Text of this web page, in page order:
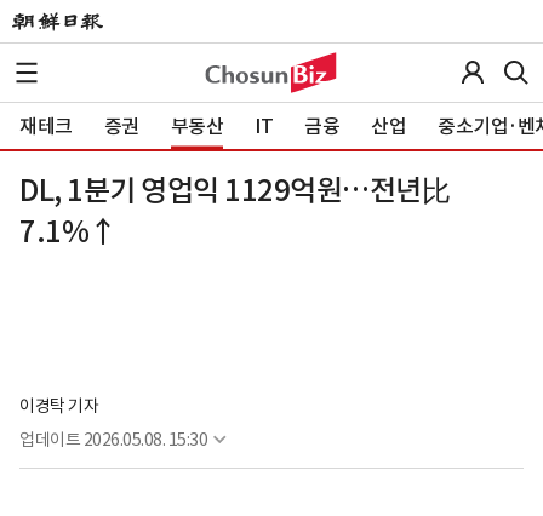
재테크 증권 부동산 IT 금융 산업 중소기업·벤
DL, 1분기 영업익 1129억원…전년比
7.1%↑
이경탁 기자
업데이트 2026.05.08. 15:30